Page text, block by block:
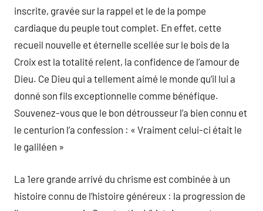
inscrite, gravée sur la rappel et le de la pompe
cardiaque du peuple tout complet. En effet, cette
recueil nouvelle et éternelle scellée sur le bois de la
Croix est la totalité relent, la confidence de l’amour de
Dieu. Ce Dieu qui a tellement aimé le monde qu’il lui a
donné son fils exceptionnelle comme bénéfique.
Souvenez-vous que le bon détrousseur l’a bien connu et
le centurion l’a confession : « Vraiment celui-ci était le
le galiléen »
La 1ere grande arrivé du chrisme est combinée à un
histoire connu de l’histoire généreux : la progression de